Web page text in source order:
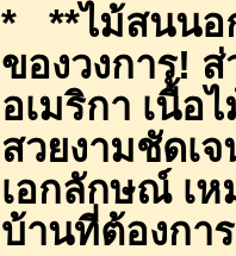
* **ไม้สนนอ
ของวงการ!
อเมริกา เนื้อ
สวยงามชัดเ
เอกลักษณ์ เห
บ้านที่ต้องกา